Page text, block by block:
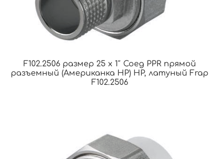
F102.2506 размер 25 x 1″ Соед PPR прямой
разъемный (Американка НР) НР, латуный Frap
F102.2506